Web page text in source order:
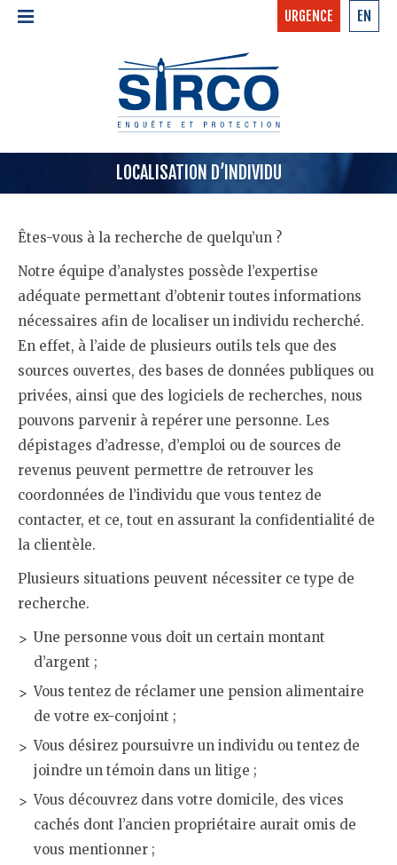
À PROPOS >
ÉQUIPE
SERVICES >
CONTACT
APPELER MAINTENANT »
EN
URGENCE
LOCALISATION D’INDIVIDU
Êtes-vous à la recherche de quelqu’un ?
Notre équipe d’analystes possède l’expertise
adéquate permettant d’obtenir toutes informations
nécessaires afin de localiser un individu recherché.
En effet, à l’aide de plusieurs outils tels que des
sources ouvertes, des bases de données publiques ou
privées, ainsi que des logiciels de recherches, nous
pouvons parvenir à repérer une personne. Les
dépistages d’adresse, d’emploi ou de sources de
revenus peuvent permettre de retrouver les
coordonnées de l’individu que vous tentez de
contacter, et ce, tout en assurant la confidentialité de
la clientèle.
Plusieurs situations peuvent nécessiter ce type de
recherche.
Une personne vous doit un certain montant
d’argent ;
Vous tentez de réclamer une pension alimentaire
de votre ex-conjoint ;
Vous désirez poursuivre un individu ou tentez de
joindre un témoin dans un litige ;
Vous découvrez dans votre domicile, des vices
cachés dont l’ancien propriétaire aurait omis de
vous mentionner ;